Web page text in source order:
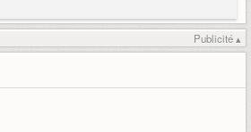
Publicité ▴